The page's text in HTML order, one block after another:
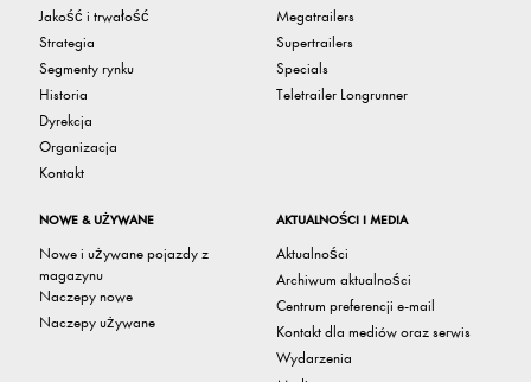
Jakość i trwałość
Strategia
Segmenty rynku
Historia
Dyrekcja
Organizacja
Kontakt
Megatrailers
Supertrailers
Specials
Teletrailer Longrunner
NOWE & UŻYWANE
Nowe i używane pojazdy z
magazynu
Naczepy nowe
Naczepy używane
AKTUALNOŚCI I MEDIA
Aktualności
Archiwum aktualności
Centrum preferencji e-mail
Kontakt dla mediów oraz serwis
Wydarzenia